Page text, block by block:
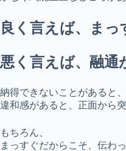
良く言えば、まっ
悪く言えば、融通
納得できないことがあると
違和感があると、正面から
もちろん、
まっすぐだからこそ、伝わ